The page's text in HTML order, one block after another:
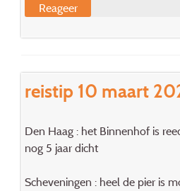
Reageer
reistip 10 maart
Den Haag : het Binnenhof is
nog 5 jaar dicht
Scheveningen : heel de pier is